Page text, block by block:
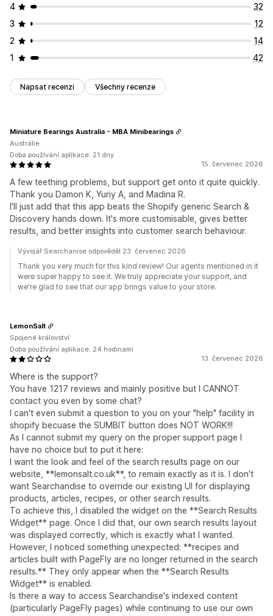
4
32
3
12
2
14
1
42
Napsat recenzi Všechny recenze
15. červenec 2026
A few teething problems, but support get onto it quite quickly.
Thank you Damon K, Yuriy A, and Madina R.
I'll just add that this app beats the Shopify generic Search &
Discovery hands down. It's more customisable, gives better
results, and better insights into customer search behaviour.
Miniature Bearings Australia - MBA Minibearings
Austrálie
Doba používání aplikace: 21 dny
Vývojář Searchanise odpověděl 23. červenec 2026
Thank you very much for this kind review! Our agents mentioned in it
were super happy to see it. We truly appreciate your support, and
we're glad to see that our app brings value to your store.
13. červenec 2026
Where is the support?
You have 1217 reviews and mainly positive but I CANNOT
contact you even by some chat?
I can't even submit a question to you on your "help" facility in
shopify becuase the SUMBIT button does NOT WORK!!!
As I cannot submit my query on the proper support page I
have no choice but to put it here:
I want the look and feel of the search results page on our
website, **lemonsalt.co.uk**, to remain exactly as it is. I don't
want Searchandise to override our existing UI for displaying
products, articles, recipes, or other search results.
To achieve this, I disabled the widget on the **Search Results
Widget** page. Once I did that, our own search results layout
was displayed correctly, which is exactly what I wanted.
However, I noticed something unexpected: **recipes and
articles built with PageFly are no longer returned in the search
results.** They only appear when the **Search Results
Widget** is enabled.
Is there a way to access Searchandise's indexed content
(particularly PageFly pages) while continuing to use our own
LemonSalt
Spojené království
Doba používání aplikace: 24 hodinami